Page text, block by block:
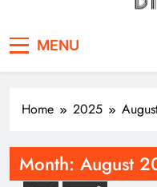
MENU
Home 2025
Month: August